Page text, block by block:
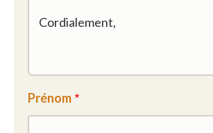
Prénom